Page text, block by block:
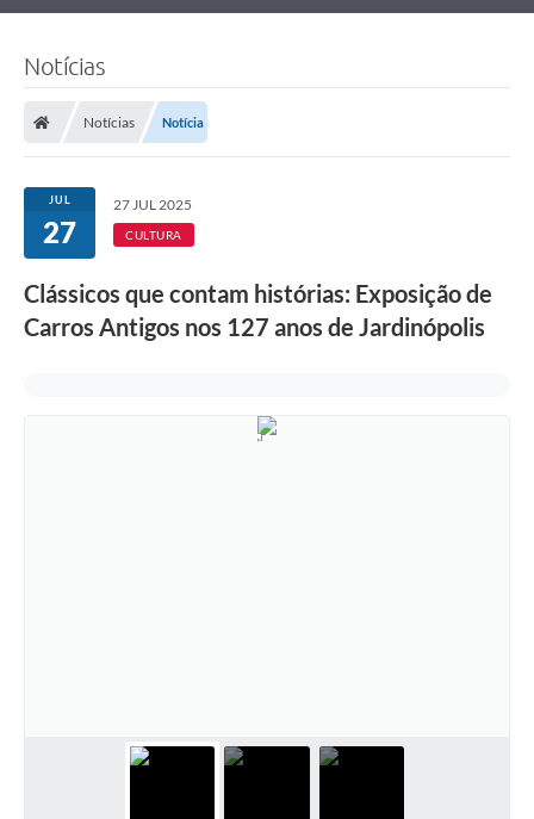
Notícias
Notícias Notícia
JUL
27
27 JUL 2025
CULTURA
Clássicos que contam histórias: Exposição de
Carros Antigos nos 127 anos de Jardinópolis